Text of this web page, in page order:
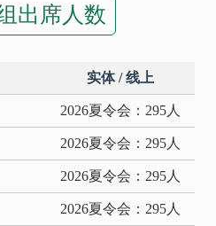
出席人数
实体 / 线上
2026夏令会：295人
2026夏令会：295人
2026夏令会：295人
2026夏令会：295人